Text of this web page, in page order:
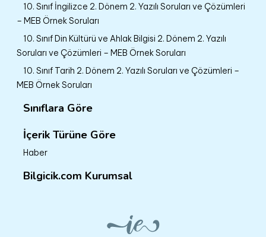
10. Sınıf İngilizce 2. Dönem 2. Yazılı Soruları ve Çözümleri
– MEB Örnek Soruları
10. Sınıf Din Kültürü ve Ahlak Bilgisi 2. Dönem 2. Yazılı
Soruları ve Çözümleri – MEB Örnek Soruları
10. Sınıf Tarih 2. Dönem 2. Yazılı Soruları ve Çözümleri –
MEB Örnek Soruları
Sınıflara Göre
İçerik Türüne Göre
Haber
Bilgicik.com Kurumsal